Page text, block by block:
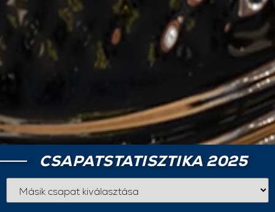
CSAPATSTATISZTIKA 2025